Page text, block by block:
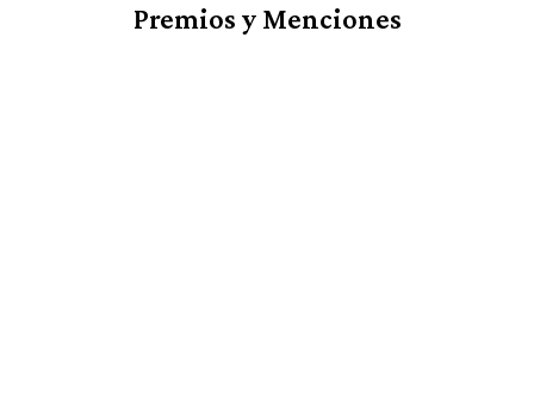
Premios y Menciones